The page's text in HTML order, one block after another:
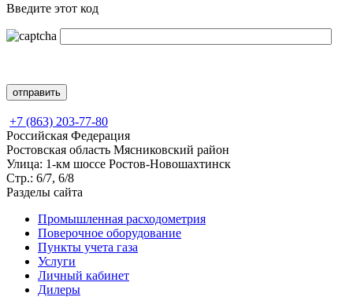
Введите этот код
+7 (863) 203-77-80
Российская Федерация
Ростовская область Мясниковский район
Улица: 1-км шоссе Ростов-Новошахтинск
Стр.: 6/7, 6/8
Разделы сайта
Промышленная расходометрия
Поверочное оборудование
Пункты учета газа
Услуги
Личный кабинет
Дилеры